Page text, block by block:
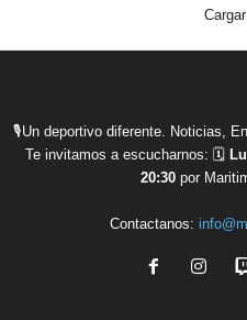
🎙Un deportivo diferente. Noticias,
Te invitamos a escucharnos: 🗓
20:30 por
Contactanos: